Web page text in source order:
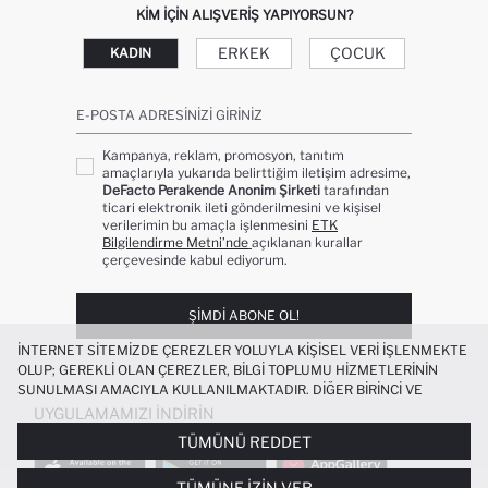
KIM IÇIN ALIŞVERIŞ YAPIYORSUN?
KADIN ERKEK ÇOCUK
E-POSTA ADRESINIZI GIRINIZ
Kampanya, reklam, promosyon, tanıtım
amaçlarıyla yukarıda belirttiğim iletişim adresime,
DeFacto Perakende Anonim Şirketi tarafından
ticari elektronik ileti gönderilmesini ve kişisel
verilerimin bu amaçla işlenmesini ETK
Bilgilendirme Metni’nde açıklanan kurallar
çerçevesinde kabul ediyorum.
ŞIMDI ABONE OL!
UYGULAMAMIZI İNDIRIN
İNTERNET SITEMIZDE ÇEREZLER YOLUYLA KIŞISEL VERI IŞLENMEKTE
OLUP; GEREKLI OLAN ÇEREZLER, BILGI TOPLUMU HIZMETLERININ
SUNULMASI AMACIYLA KULLANILMAKTADIR. DIĞER BIRINCI VE
ÜÇÜNCÜ TARAF ÇEREZLER ISE SIZE DAHA IYI BIR ALIŞVERIŞ
DENEYIMI SUNULABILMESI, SITEMIZIN DAHA IŞLEVSEL KILINMASI VE
KIŞISELLEŞTIRMESI VE AÇIK RIZA VERMENIZ HALINDE, SIZLERE
YÖNELIK PAZARLAMA FAALIYETLERININ YAPILMASI AMAÇLARIYLA
TÜMÜNÜ REDDET